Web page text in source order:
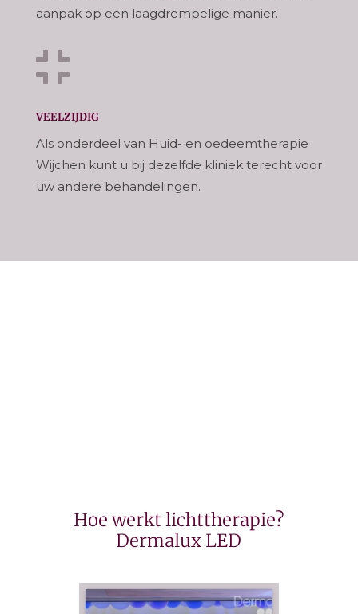
aanpak op een laagdrempelige manier.

VEELZIJDIG
Als onderdeel van Huid- en oedeemtherapie
Wijchen kunt u bij dezelfde kliniek terecht voor
uw andere behandelingen.
Hoe werkt lichttherapie?
Dermalux LED